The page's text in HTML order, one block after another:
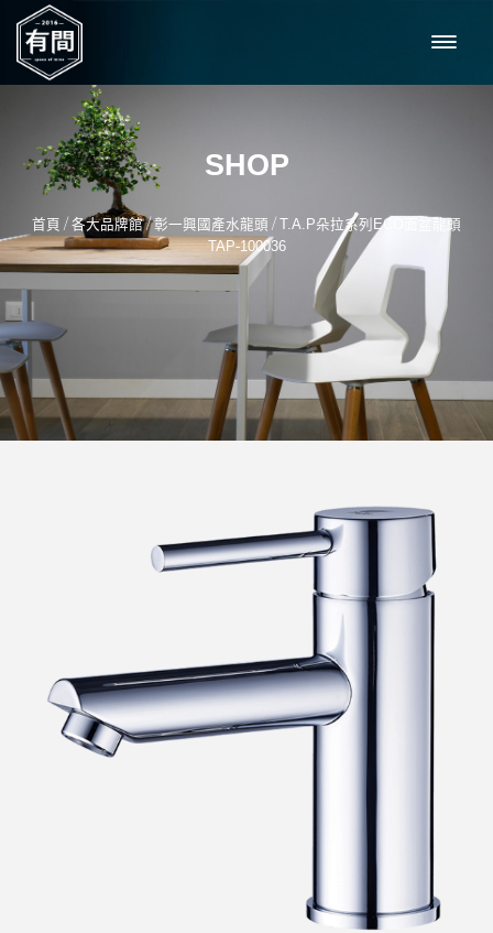
SHOP
首頁 / 各大品牌館/彰一興國產水龍頭 /
T.A.P朵拉系列ECO面盆龍頭
TAP-100036